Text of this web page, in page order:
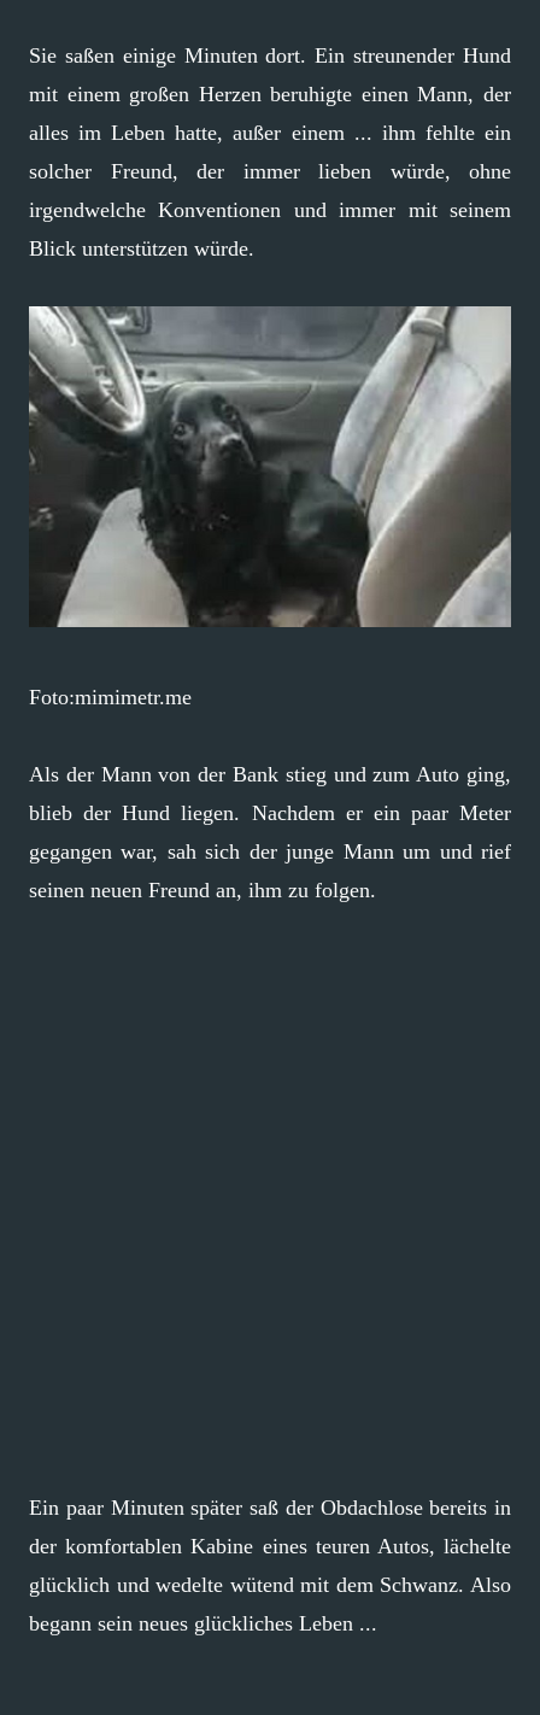
Sie saßen einige Minuten dort. Ein streunender Hund
mit einem großen Herzen beruhigte einen Mann, der
alles im Leben hatte, außer einem ... ihm fehlte ein
solcher Freund, der immer lieben würde, ohne
irgendwelche Konventionen und immer mit seinem
Blick unterstützen würde.
Foto:mimimetr.me
Als der Mann von der Bank stieg und zum Auto ging,
blieb der Hund liegen. Nachdem er ein paar Meter
gegangen war, sah sich der junge Mann um und rief
seinen neuen Freund an, ihm zu folgen.
Ein paar Minuten später saß der Obdachlose bereits in
der komfortablen Kabine eines teuren Autos, lächelte
glücklich und wedelte wütend mit dem Schwanz. Also
begann sein neues glückliches Leben ...